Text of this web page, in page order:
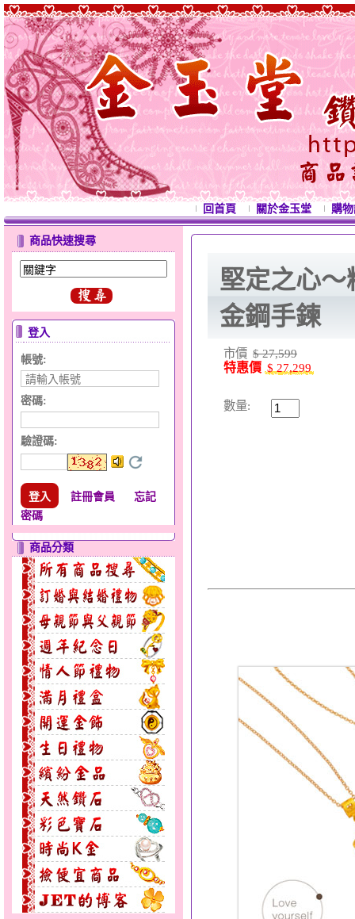
回首頁 關於金玉堂 購
商品快速搜尋
登入
帳號:
密碼:
驗證碼:
註冊會員
忘記
密碼
商品分類
堅定之心～
金鋼手鍊
市價 $ 27,599
特惠價 $ 27,299
數量: